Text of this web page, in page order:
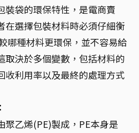
裝袋的環保特性，是電商賣
在選擇包裝材料時必須仔細衡
哪種材料更環保，並不容易給
取決於多個變數，包括材料的
收利用率以及最終的處理方式
聚乙烯(PE)製成，PE本身是